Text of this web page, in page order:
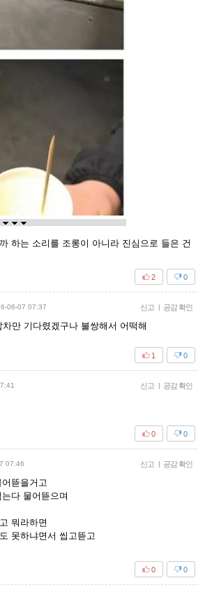
하는 소리를 조롱이 아니라 진심으로 들은 건
0
2
06-07 07:37 신고 | 공감 확인
만 기다렸겠구나 불쌍해서 어떡해
0
1
신고 | 공감 확인
0
0
07:46 신고 | 공감 확인
뜯을거고
다 물어뜯으며
뭐라하면
못하냐면서 씹고뜯고
0
0